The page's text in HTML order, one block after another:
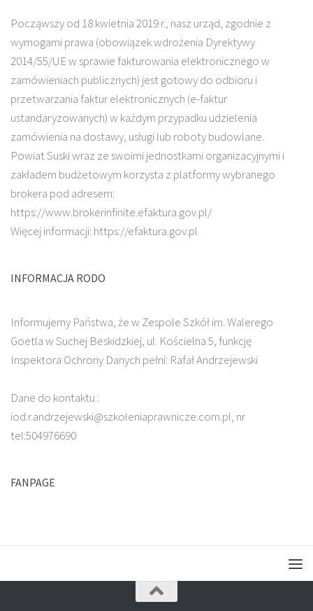
Począwszy od 18 kwietnia 2019 r., nasz urząd, zgodnie z
wymogami prawa (obowiązek wdrożenia Dyrektywy
2014/55/UE w sprawie fakturowania elektronicznego w
zamówieniach publicznych) jest gotowy do odbioru i
przetwarzania faktur elektronicznych (e-faktur
ustandaryzowanych) w każdym przypadku udzielenia
zamówienia na dostawy, usługi lub roboty budowlane.
Powiat Suski wraz ze swoimi jednostkami organizacyjnymi i
zakładem budżetowym korzysta z platformy wybranego
brokera pod adresem:
https://www.brokerinfinite.efaktura.gov.pl/
Więcej informacji: https://efaktura.gov.pl
INFORMACJA RODO
Informujemy Państwa, że w Zespole Szkół im. Walerego
Goetla w Suchej Beskidzkiej, ul. Kościelna 5, funkcję
Inspektora Ochrony Danych pełni: Rafał Andrzejewski
Dane do kontaktu :
iod.r.andrzejewski@szkoleniaprawnicze.com.pl, nr
tel:504976690
FANPAGE